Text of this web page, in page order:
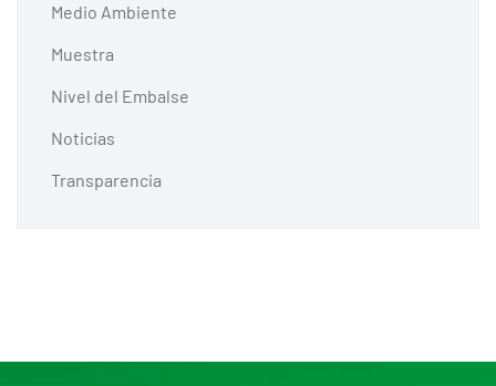
Medio Ambiente
Muestra
Nivel del Embalse
Noticias
Transparencia